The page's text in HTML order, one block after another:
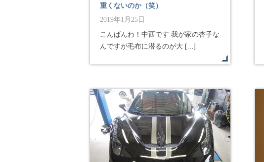
重くないのか（笑）
2019年1月25日
こんばんわ！中西です 我が家の杏子な
んですが毛布に潜るのが大 […]